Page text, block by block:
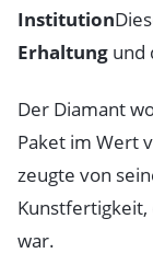
Institution
Erhaltung und
Der Diamant
Paket im Wert
zeugte von
Kunstfertigkeit,
war.